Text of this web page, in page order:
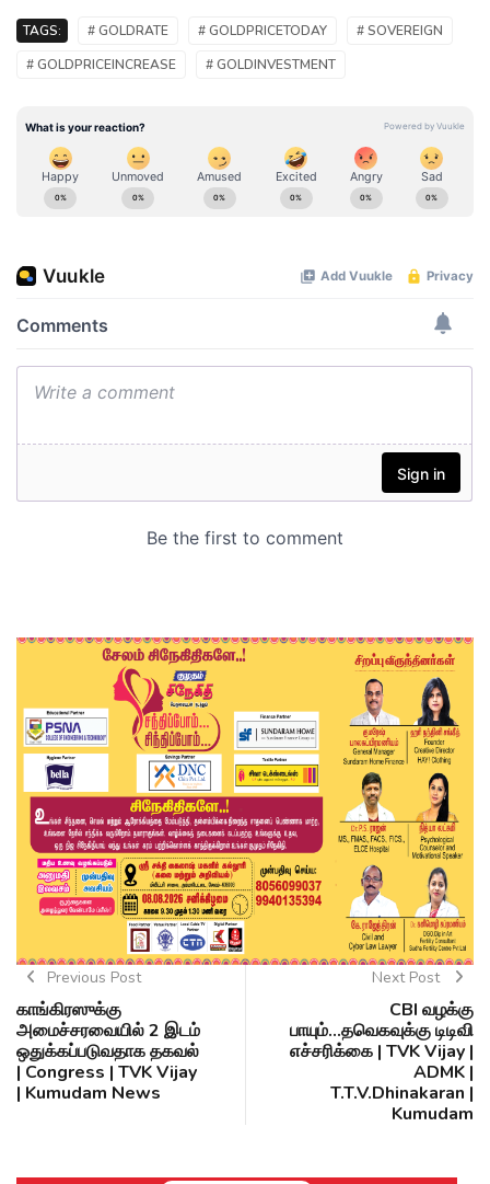
TAGS: # GOLDRATE # GOLDPRICETODAY
# SOVEREIGN
# GOLDPRICEINCREASE
# GOLDINVESTMENT
Previous Post
காங்கிரஸுக்கு
அமைச்சரவையில் 2 இடம்
ஒதுக்கப்படுவதாக தகவல்
| Congress | TVK Vijay
| Kumudam News
Next Post
CBI வழக்கு
பாயும்...தவெகவுக்கு டிடிவி
எச்சரிக்கை | TVK Vijay |
ADMK |
T.T.V.Dhinakaran |
Kumudam